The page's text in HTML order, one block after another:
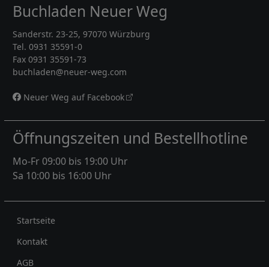
Buchladen Neuer Weg
Sanderstr. 23-25, 97070 Würzburg
Tel. 0931 35591-0
Fax 0931 35591-73
buchladen@neuer-weg.com
Neuer Weg auf Facebook
Öffnungszeiten und Bestellhotline
Mo-Fr 09:00 bis 19:00 Uhr
Sa 10:00 bis 16:00 Uhr
Rechtliches
Startseite
Kontakt
AGB